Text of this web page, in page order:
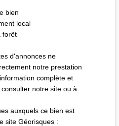
bien
local
forêt
d'annonces ne
notre prestation
complète et
notre site ou à
auxquels ce bien est
site Géorisques :